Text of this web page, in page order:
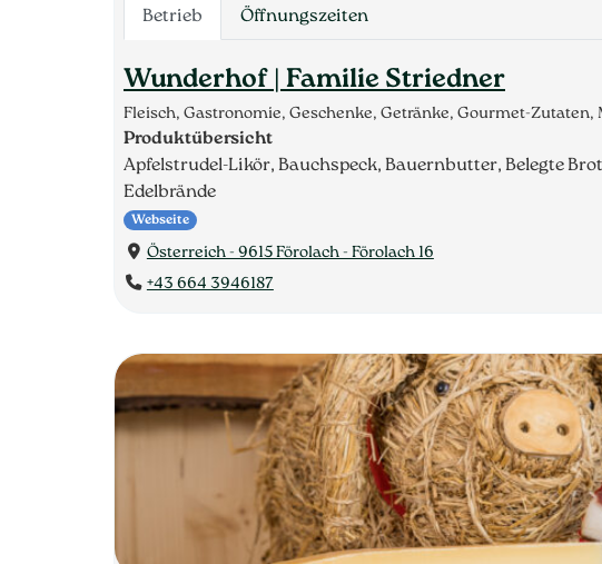
Betrieb Öffnungszeiten
Wunderhof | Familie Striedner
Fleisch, Gastronomie, Geschenke, Getränke, Gourmet-
Produktübersicht
Apfelstrudel-Likör, Bauchspeck, Bauernbutter, Belegte
Edelbrände
Webseite
Österreich - 9615 Förolach - Förolach 16
+43 664 3946187